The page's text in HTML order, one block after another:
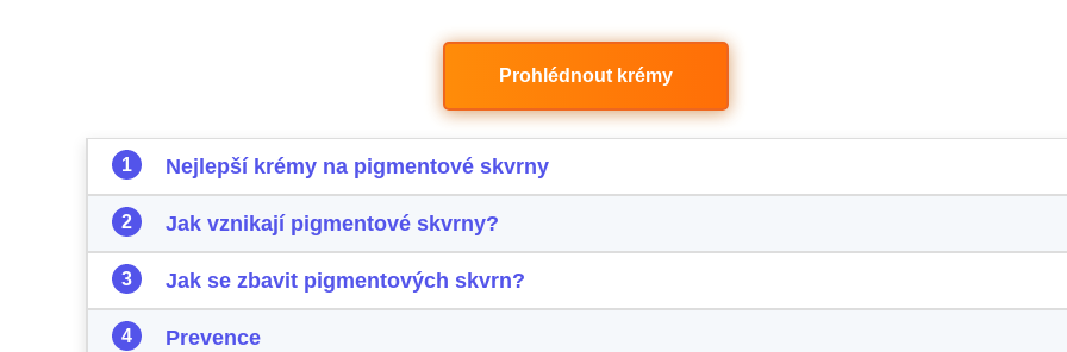
Prohlédnout krémy
Nejlepší krémy na pigmentové skvrny
Jak vznikají pigmentové skvrny?
Jak se zbavit pigmentových skvrn?
Prevence